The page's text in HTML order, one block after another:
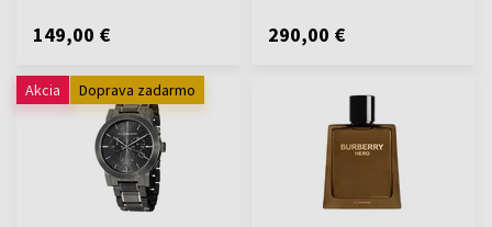
149,00 € 290,00 €
Akcia Doprava zadarmo